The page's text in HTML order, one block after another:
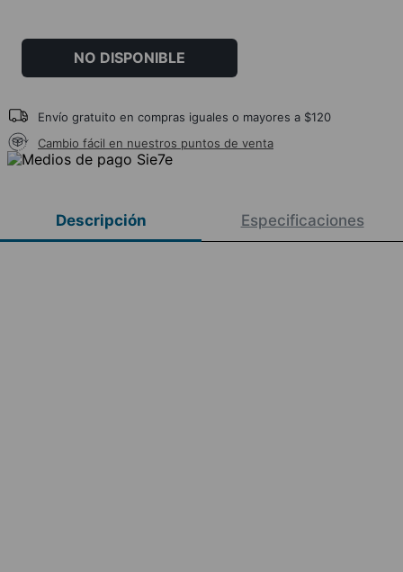
NO DISPONIBLE
Envío gratuito en compras iguales o mayores a $120
Cambio fácil en nuestros puntos de venta
Descripción Especificaciones